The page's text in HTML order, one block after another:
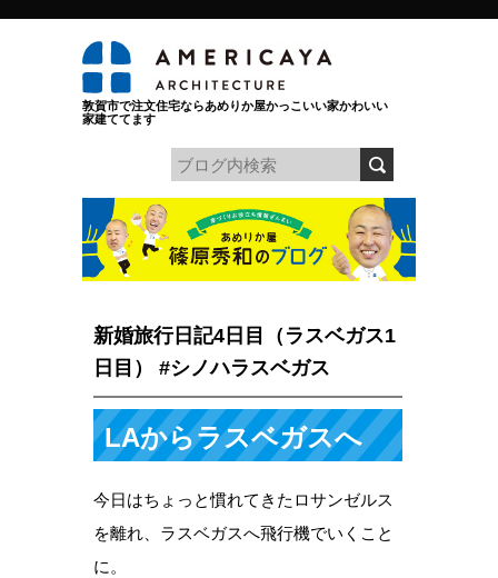
敦賀市で注文住宅ならあめりか屋かっこいい家かわいい
家建ててます
新婚旅行日記4日目（ラスベガス1
日目） #シノハラスベガス
LAからラスベガスへ
今日はちょっと慣れてきたロサンゼルス
を離れ、ラスベガスへ飛行機でいくこと
に。